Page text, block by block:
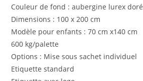
Couleur de fond : aubergine lurex doré
Dimensions : 100 x 200 cm
Modèle pour enfants : 70 cm x140 cm
600 kg/palette
Options : Mise sous sachet individuel
Etiquette standard